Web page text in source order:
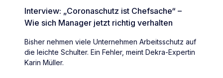
Interview: „Coronaschutz ist Chefsache“ –
Wie sich Manager jetzt richtig verhalten
Bisher nehmen viele Unternehmen Arbeitsschutz auf
die leichte Schulter. Ein Fehler, meint Dekra-Expertin
Karin Müller.